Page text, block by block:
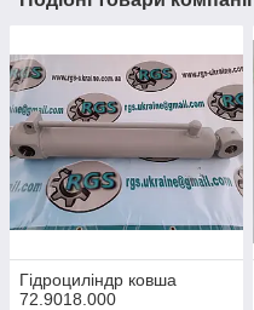
Гідроциліндр ковша
72.9018.000